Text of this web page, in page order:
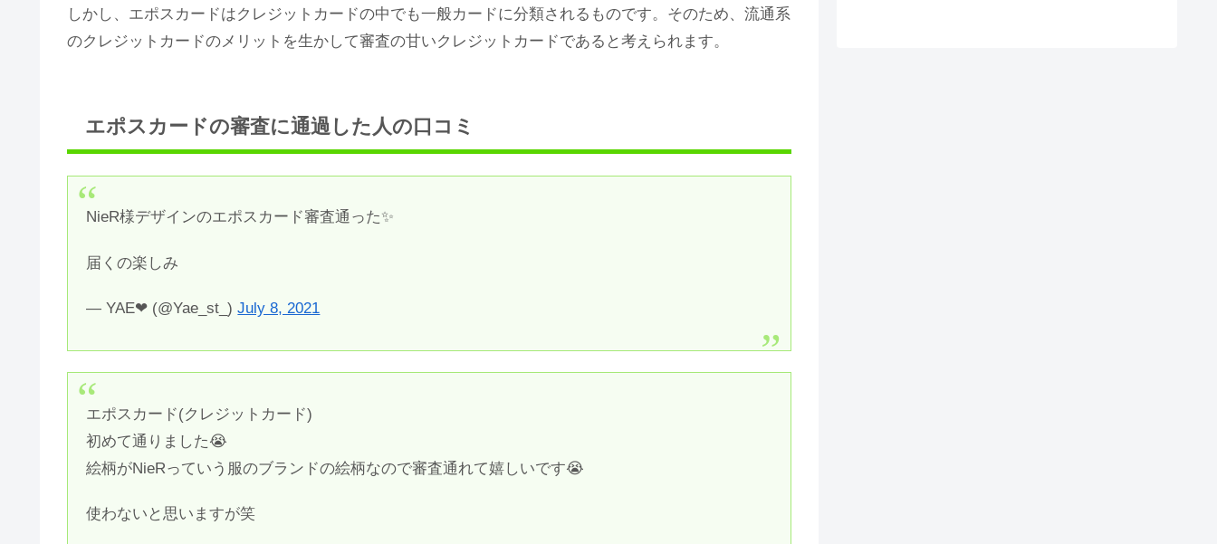
しかし、エポスカードはクレジットカードの中でも一般カードに分類されるものです。そのため、流通系
のクレジットカードのメリットを生かして審査の甘いクレジットカードであると考えられます。
エポスカードの審査に通過した人の口コミ
NieR様デザインのエポスカード審査通った✨
届くの楽しみ
— YAE❤︎ (@Yae_st_)July 8, 2021
エポスカード(クレジットカード)
初めて通りました😭
絵柄がNieRっていう服のブランドの絵柄なので審査通れて嬉しいです😭
使わないと思いますが笑